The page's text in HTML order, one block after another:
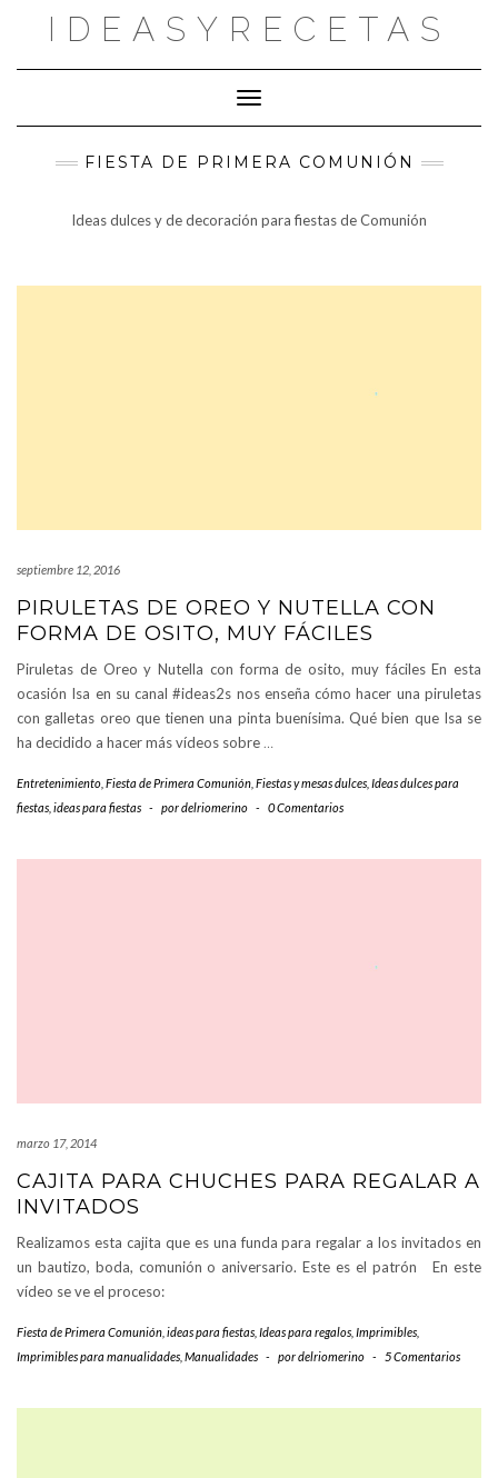
IDEASYRECETAS
Cambiar modo de navegación
FIESTA DE PRIMERA COMUNIÓN
Ideas dulces y de decoración para fiestas de Comunión
septiembre 12, 2016
PIRULETAS DE OREO Y NUTELLA CON
FORMA DE OSITO, MUY FÁCILES
Piruletas de Oreo y Nutella con forma de osito, muy fáciles En esta
ocasión Isa en su canal #ideas2s nos enseña cómo hacer una piruletas
con galletas oreo que tienen una pinta buenísima. Qué bien que Isa se
ha decidido a hacer más vídeos sobre …
Entretenimiento Fiesta de Primera Comunión Fiestas y mesas dulces Ideas dulces para
fiestas ideas para fiestas - pordelriomerino - 0 Comentarios
marzo 17, 2014
CAJITA PARA CHUCHES PARA REGALAR A
INVITADOS
Realizamos esta cajita que es una funda para regalar a los invitados en
un bautizo, boda, comunión o aniversario. Este es el patrón En este
vídeo se ve el proceso:
Fiesta de Primera Comunión ideas para fiestas Ideas para regalos Imprimibles
Imprimibles para manualidades Manualidades - pordelriomerino - 5 Comentarios